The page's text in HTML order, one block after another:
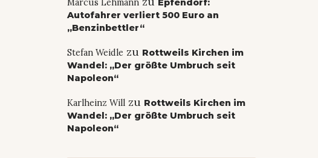
Marcus Lehmann
Epfendorf:
Autofahrer verliert 500 Euro an
„Benzinbettler“
Stefan Weidle zu Rottweils Kirchen im
Wandel: „Der größte Umbruch seit
Napoleon“
Karlheinz Willzu Rottweils Kirchen im
Wandel: „Der größte Umbruch seit
Napoleon“